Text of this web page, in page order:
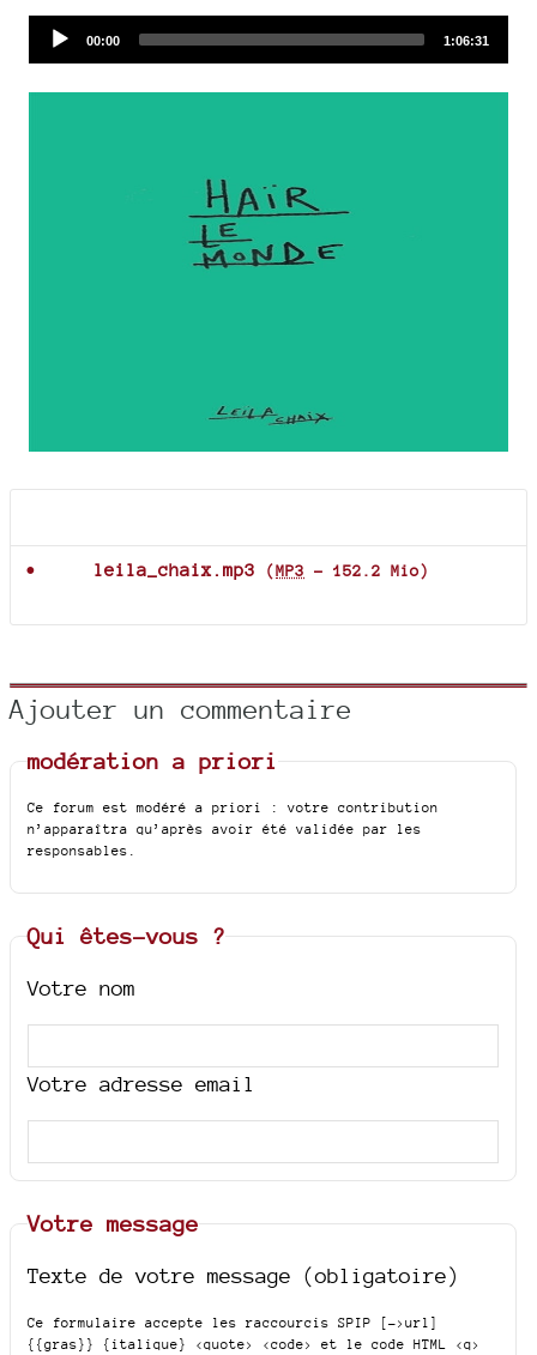
Current
00:00
Total
1:06:31
leila_chaix.mp3 (MP3 - 152.2 Mio)
Ajouter un commentaire
modération a priori
Ce forum est modéré a priori : votre contribution
n’apparaîtra qu’après avoir été validée par les
responsables.
Qui êtes-vous ?
Votre nom
Votre adresse email
Votre message
Texte de votre message (obligatoire)
Ce formulaire accepte les raccourcis SPIP
[->url]
{{gras}} {italique} <quote> <code>
et le code HTML <q>